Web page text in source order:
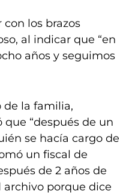
con los brazos
al indicar que “en
años y seguimos
de la familia,
que “después de un
se hacía cargo de
un fiscal de
de 2 años de
archivo porque dice